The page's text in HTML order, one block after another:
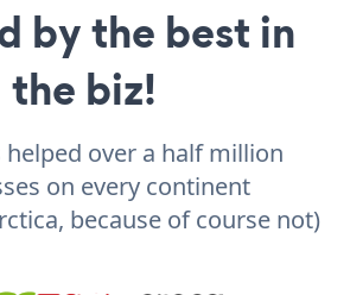
by the best in
the biz!
helped over a half million
on every continent
because of course not)